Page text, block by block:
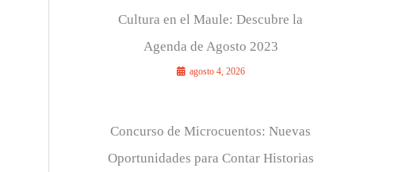
Cultura en el Maule: Descubre la
Agenda de Agosto 2023
agosto 4, 2026
Concurso de Microcuentos: Nuevas
Oportunidades para Contar Historias